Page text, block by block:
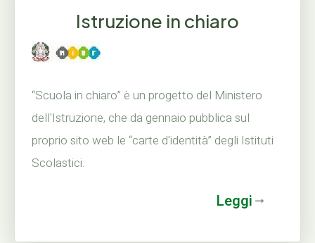
Istruzione in chiaro
“Scuola in chiaro” è un progetto del Ministero
dell'Istruzione, che da gennaio pubblica sul
proprio sito web le “carte d'identità” degli Istituti
Scolastici.
Leggi